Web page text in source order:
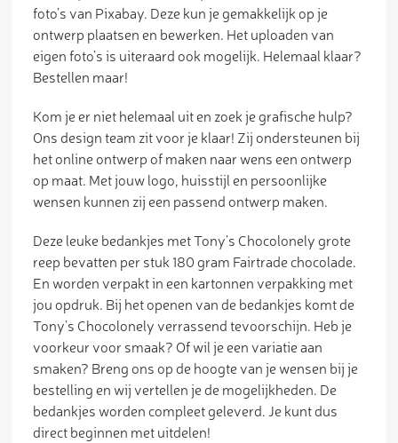
foto’s van Pixabay. Deze kun je gemakkelijk op je
ontwerp plaatsen en bewerken. Het uploaden van
eigen foto’s is uiteraard ook mogelijk. Helemaal klaar?
Bestellen maar!
Kom je er niet helemaal uit en zoek je grafische hulp?
Ons design team zit voor je klaar! Zij ondersteunen bij
het online ontwerp of maken naar wens een ontwerp
op maat. Met jouw logo, huisstijl en persoonlijke
wensen kunnen zij een passend ontwerp maken.
Deze leuke bedankjes met Tony’s Chocolonely grote
reep bevatten per stuk 180 gram Fairtrade chocolade.
En worden verpakt in een kartonnen verpakking met
jou opdruk. Bij het openen van de bedankjes komt de
Tony’s Chocolonely verrassend tevoorschijn. Heb je
voorkeur voor smaak? Of wil je een variatie aan
smaken? Breng ons op de hoogte van je wensen bij je
bestelling en wij vertellen je de mogelijkheden. De
bedankjes worden compleet geleverd. Je kunt dus
direct beginnen met uitdelen!